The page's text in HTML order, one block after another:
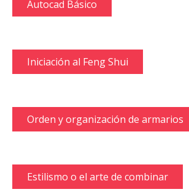
Autocad Básico
Iniciación al Feng Shui
Orden y organización de armarios
Estilismo o el arte de combinar